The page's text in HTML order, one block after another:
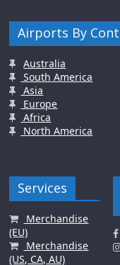
Airports By
Australia
South America
Asia
Europe
Africa
North America
Services
Merchandise
(EU)
Merchandise
(US, CA, AU)